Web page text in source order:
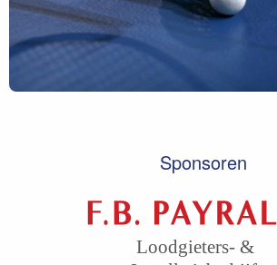
Sponsoren